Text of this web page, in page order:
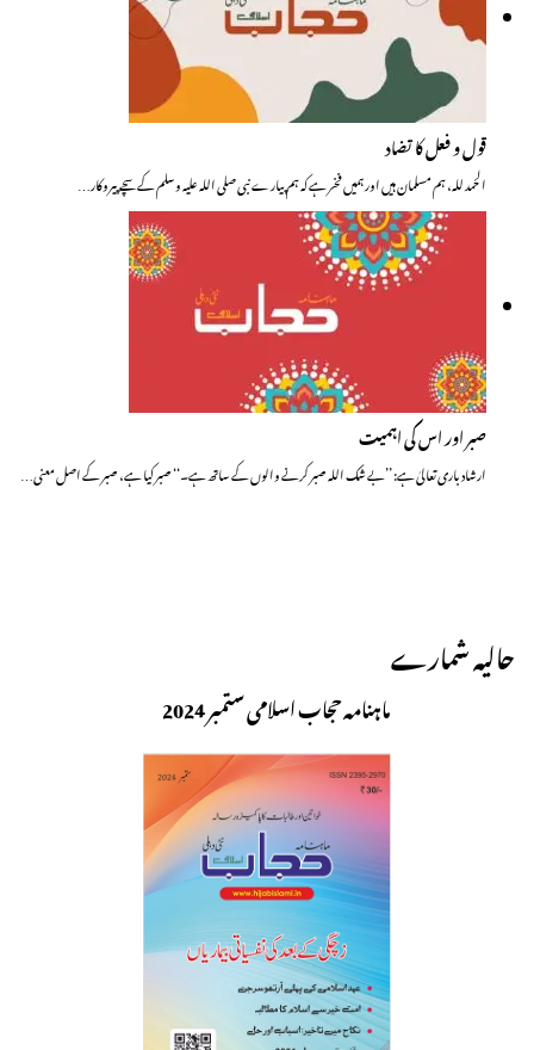
قول و فعل کا تضاد
الحمد للہ، ہم مسلمان ہیں اور ہمیں فخر ہے کہ ہم پیارے نبی صلی اللہ علیہ وسلم کے سچے پیروکار…
صبر اور اس کی اہمیت
ارشاد باری تعالیٰ ہے: ’’بے شک اللہ صبر کرنے والوں کے ساتھ ہے۔‘‘ صبر کیا ہے، صبر کے اصل معنی…
حالیہ شمارے
ماہنامہ حجاب اسلامی ستمبر 2024